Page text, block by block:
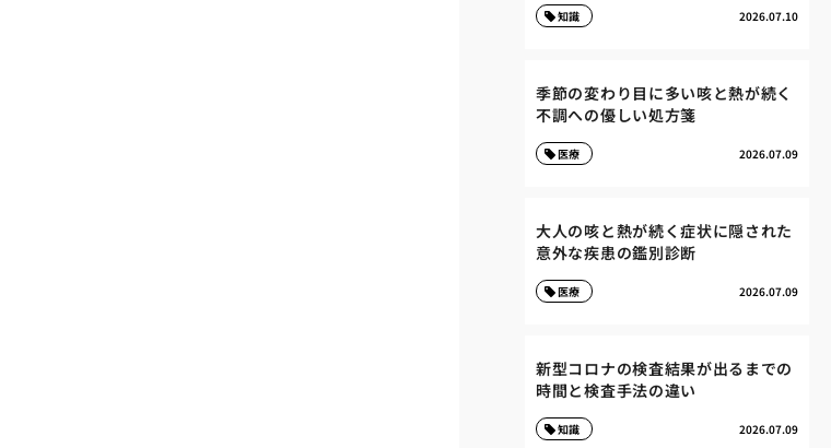
2026.07.10
知識
季節の変わり目に多い咳と熱が続く
不調への優しい処方箋
2026.07.09
医療
大人の咳と熱が続く症状に隠された
意外な疾患の鑑別診断
2026.07.09
医療
新型コロナの検査結果が出るまでの
時間と検査手法の違い
2026.07.09
知識